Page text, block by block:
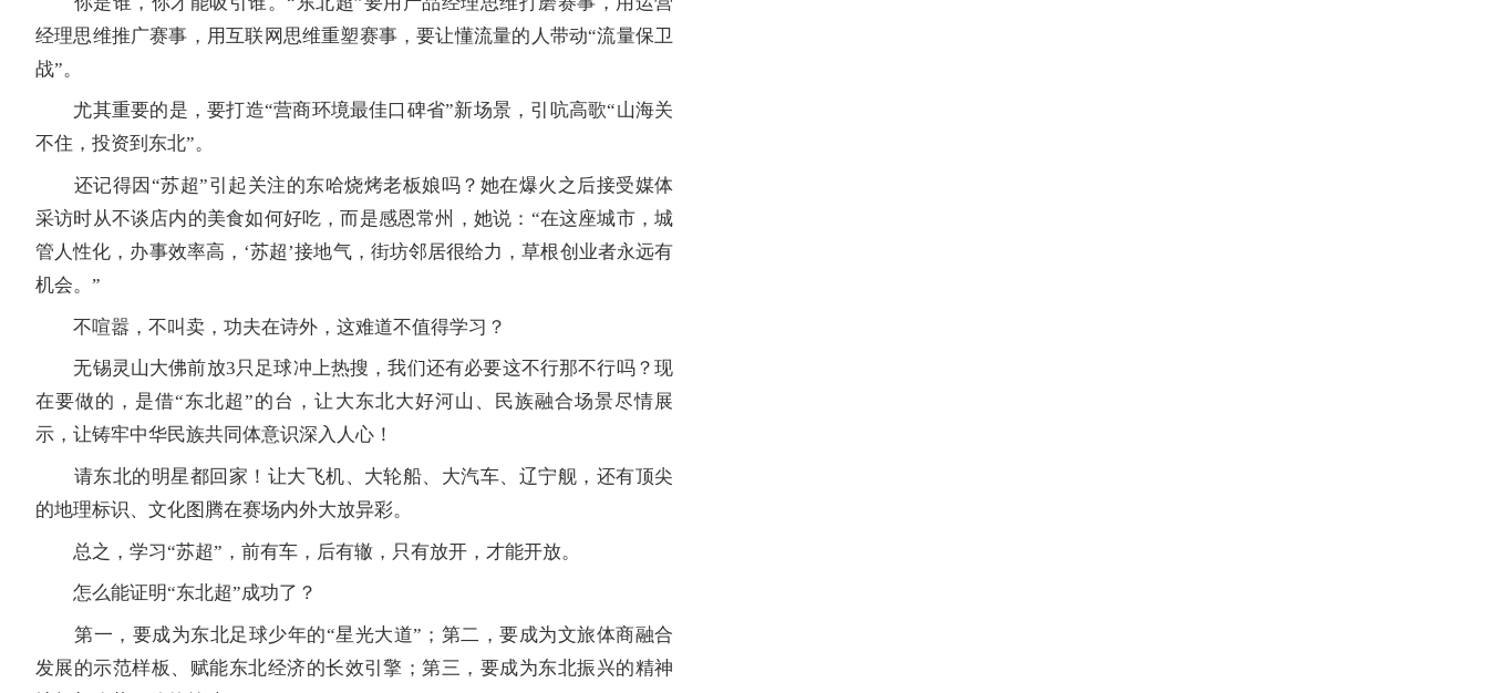
经理思维推广赛事，用互联网思维重塑赛事，要让懂流量的人带动“流量保卫
战”。
尤其重要的是，要打造“营商环境最佳口碑省”新场景，引吭高歌“山海关
不住，投资到东北”。
还记得因“苏超”引起关注的东哈烧烤老板娘吗？她在爆火之后接受媒体
采访时从不谈店内的美食如何好吃，而是感恩常州，她说：“在这座城市，城
管人性化，办事效率高，‘苏超’接地气，街坊邻居很给力，草根创业者永远有
机会。”
不喧嚣，不叫卖，功夫在诗外，这难道不值得学习？
无锡灵山大佛前放3只足球冲上热搜，我们还有必要这不行那不行吗？现
在要做的，是借“东北超”的台，让大东北大好河山、民族融合场景尽情展
示，让铸牢中华民族共同体意识深入人心！
请东北的明星都回家！让大飞机、大轮船、大汽车、辽宁舰，还有顶尖
的地理标识、文化图腾在赛场内外大放异彩。
总之，学习“苏超”，前有车，后有辙，只有放开，才能开放。
怎么能证明“东北超”成功了？
第一，要成为东北足球少年的“星光大道”；第二，要成为文旅体商融合
发展的示范样板、赋能东北经济的长效引擎；第三，要成为东北振兴的精神